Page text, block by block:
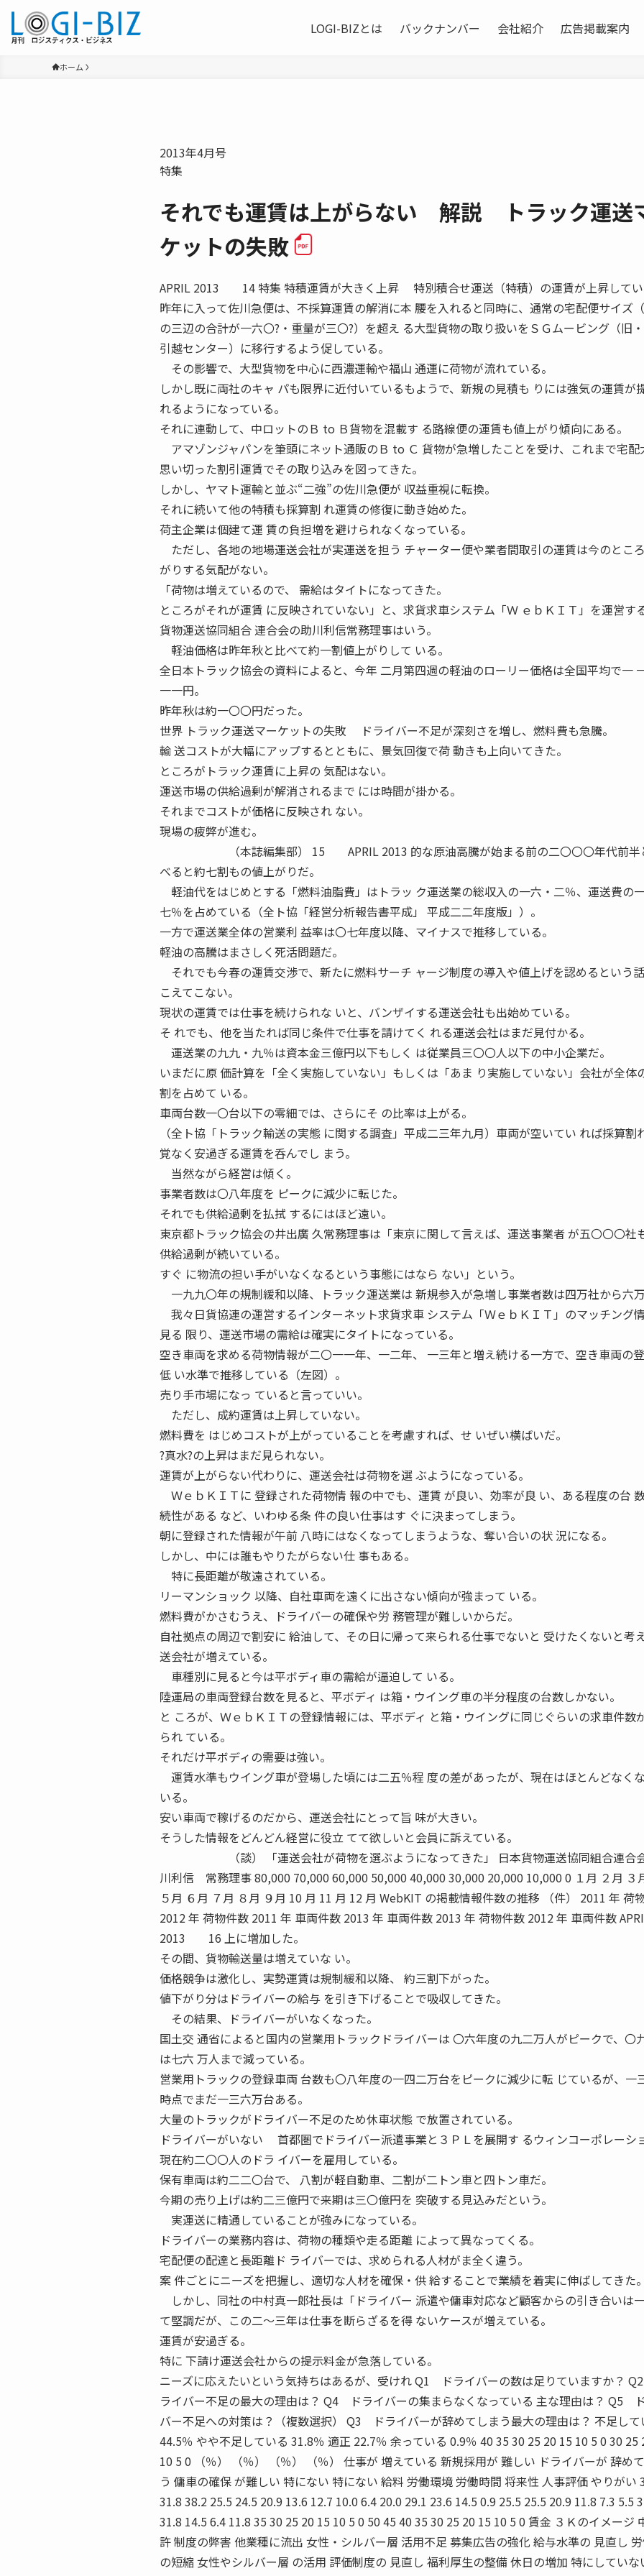
LOGI-BIZとは バックナンバー 会社紹介 広告掲載案内
ホーム
2013年4月号
特集
それでも運賃は上がらない 解説 トラック運送
ケットの失敗
APRIL 2013 14 特集 特積運賃が大きく上昇 特別積合せ運送（特積）の運賃が上昇してい
昨年に入って佐川急便は、不採算運賃の解消に本 腰を入れると同時に、通常の宅配便サイズ
の三辺の合計が一六〇?・重量が三〇?）を超え る大型貨物の取り扱いをＳＧムービング（旧
引越センター）に移行するよう促している。
その影響で、大型貨物を中心に西濃運輸や福山 通運に荷物が流れている。
しかし既に両社のキャ パも限界に近付いているもようで、新規の見積も りには強気の運賃が
れるようになっている。
それに連動して、中ロットのＢ to Ｂ貨物を混載す る路線便の運賃も値上がり傾向にある。
アマゾンジャパンを筆頭にネット通販のＢ to Ｃ 貨物が急増したことを受け、これまで宅配
思い切った割引運賃でその取り込みを図ってきた。
しかし、ヤマト運輸と並ぶ“二強”の佐川急便が 収益重視に転換。
それに続いて他の特積も採算割 れ運賃の修復に動き始めた。
荷主企業は個建て運 賃の負担増を避けられなくなっている。
ただし、各地の地場運送会社が実運送を担う チャーター便や業者間取引の運賃は今のとこ
がりする気配がない。
「荷物は増えているので、 需給はタイトになってきた。
ところがそれが運賃 に反映されていない」と、求貨求車システム「Ｗ ｅｂＫＩＴ」を運営す
貨物運送協同組合 連合会の助川利信常務理事はいう。
軽油価格は昨年秋と比べて約一割値上がりして いる。
全日本トラック協会の資料によると、今年 二月第四週の軽油のローリー価格は全国平均で一
一一円。
昨年秋は約一〇〇円だった。
世界 トラック運送マーケットの失敗 ドライバー不足が深刻さを増し、燃料費も急騰。
輸 送コストが大幅にアップするとともに、景気回復で荷 動きも上向いてきた。
ところがトラック運賃に上昇の 気配はない。
運送市場の供給過剰が解消されるまで には時間が掛かる。
それまでコストが価格に反映され ない。
現場の疲弊が進む。
（本誌編集部） 15 APRIL 2013 的な原油高騰が始まる前の二〇〇〇年代前半
べると約七割もの値上がりだ。
軽油代をはじめとする「燃料油脂費」はトラッ ク運送業の総収入の一六・二％、運送費の
七％を占めている（全ト協「経営分析報告書平成」 平成二二年度版」）。
一方で運送業全体の営業利 益率は〇七年度以降、マイナスで推移している。
軽油の高騰はまさしく死活問題だ。
それでも今春の運賃交渉で、新たに燃料サーチ ャージ制度の導入や値上げを認めるという
こえてこない。
現状の運賃では仕事を続けられな いと、バンザイする運送会社も出始めている。
そ れでも、他を当たれば同じ条件で仕事を請けてく れる運送会社はまだ見付かる。
運送業の九九・九％は資本金三億円以下もしく は従業員三〇〇人以下の中小企業だ。
いまだに原 価計算を「全く実施していない」もしくは「あま り実施していない」会社が全体
割を占めて いる。
車両台数一〇台以下の零細では、さらにそ の比率は上がる。
（全ト協「トラック輸送の実態 に関する調査」平成二三年九月）車両が空いてい れば採算割
覚なく安過ぎる運賃を呑んでし まう。
当然ながら経営は傾く。
事業者数は〇八年度を ピークに減少に転じた。
それでも供給過剰を払拭 するにはほど遠い。
東京都トラック協会の井出廣 久常務理事は「東京に関して言えば、運送事業者 が五〇〇〇社
供給過剰が続いている。
すぐ に物流の担い手がいなくなるという事態にはなら ない」という。
一九九〇年の規制緩和以降、トラック運送業は 新規参入が急増し事業者数は四万社から六
我々日貨協連の運営するインターネット求貨求車 システム「ＷｅｂＫＩＴ」のマッチング
見る 限り、運送市場の需給は確実にタイトになっている。
空き車両を求める荷物情報が二〇一一年、一二年、 一三年と増え続ける一方で、空き車両の
低 い水準で推移している（左図）。
売り手市場になっ ていると言っていい。
ただし、成約運賃は上昇していない。
燃料費を はじめコストが上がっていることを考慮すれば、せ いぜい横ばいだ。
?真水?の上昇はまだ見られない。
運賃が上がらない代わりに、運送会社は荷物を選 ぶようになっている。
ＷｅｂＫＩＴに 登録された荷物情 報の中でも、運賃 が良い、効率が良 い、ある程度の台
続性がある など、いわゆる条 件の良い仕事はす ぐに決まってしまう。
朝に登録された情報が午前 八時にはなくなってしまうような、奪い合いの状 況になる。
しかし、中には誰もやりたがらない仕 事もある。
特に長距離が敬遠されている。
リーマンショック 以降、自社車両を遠くに出さない傾向が強まって いる。
燃料費がかさむうえ、ドライバーの確保や労 務管理が難しいからだ。
自社拠点の周辺で割安に 給油して、その日に帰って来られる仕事でないと 受けたくないと考
送会社が増えている。
車種別に見ると今は平ボディ車の需給が逼迫して いる。
陸運局の車両登録台数を見ると、平ボディ は箱・ウイング車の半分程度の台数しかない。
と ころが、ＷｅｂＫＩＴの登録情報には、平ボディ と箱・ウイングに同じぐらいの求車件数
られ ている。
それだけ平ボディの需要は強い。
運賃水準もウイング車が登場した頃には二五％程 度の差があったが、現在はほとんどなく
いる。
安い車両で稼げるのだから、運送会社にとって旨 味が大きい。
そうした情報をどんどん経営に役立 てて欲しいと会員に訴えている。
（談） 「運送会社が荷物を選ぶようになってきた」 日本貨物運送協同組合連合
川利信 常務理事 80,000 70,000 60,000 50,000 40,000 30,000 20,000 10,000 0 １月 ２月 ３
５月 ６月 ７月 ８月 ９月 10 月 11 月 12 月 WebKIT の掲載情報件数の推移 （件） 2011 年 荷
2012 年 荷物件数 2011 年 車両件数 2013 年 車両件数 2013 年 荷物件数 2012 年 車両件数
2013 16 上に増加した。
その間、貨物輸送量は増えていな い。
価格競争は激化し、実勢運賃は規制緩和以降、 約三割下がった。
値下がり分はドライバーの給与 を引き下げることで吸収してきた。
その結果、ドライバーがいなくなった。
国土交 通省によると国内の営業用トラックドライバーは 〇六年度の九二万人がピークで、〇
は七六 万人まで減っている。
営業用トラックの登録車両 台数も〇八年度の一四二万台をピークに減少に転 じているが、一
時点でまだ一三六万台ある。
大量のトラックがドライバー不足のため休車状態 で放置されている。
ドライバーがいない 首都圏でドライバー派遣事業と３ＰＬを展開す るウィンコーポレーシ
現在約二〇〇人のドラ イバーを雇用している。
保有車両は約二二〇台で、 八割が軽自動車、二割が二トン車と四トン車だ。
今期の売り上げは約二三億円で来期は三〇億円を 突破する見込みだという。
実運送に精通していることが強みになっている。
ドライバーの業務内容は、荷物の種類や走る距離 によって異なってくる。
宅配便の配達と長距離ド ライバーでは、求められる人材がま全く違う。
案 件ごとにニーズを把握し、適切な人材を確保・供 給することで業績を着実に伸ばしてきた。
しかし、同社の中村真一郎社長は「ドライバー 派遣や傭車対応など顧客からの引き合いは
て堅調だが、この二〜三年は仕事を断らざるを得 ないケースが増えている。
運賃が安過ぎる。
特に 下請け運送会社からの提示料金が急落している。
ニーズに応えたいという気持ちはあるが、受けれ Q1 ドライバーの数は足りていますか？
ライバー不足の最大の理由は？ Q4 ドライバーの集まらなくなっている 主な理由は？ Q5
バー不足への対策は？（複数選択） Q3 ドライバーが辞めてしまう最大の理由は？ 不足して
44.5％ やや不足している 31.8％ 適正 22.7％ 余っている 0.9％ 40 35 30 25 20 15 10 5 0 30 25
10 5 0 （％） （％） （％） （％） 仕事が 増えている 新規採用が 難しい ドライバーが 辞め
う 傭車の確保 が難しい 特にない 特にない 給料 労働環境 労働時間 将来性 人事評価 やりがい
31.8 38.2 25.5 24.5 20.9 13.6 12.7 10.0 6.4 20.0 29.1 23.6 14.5 0.9 25.5 25.5 20.9 11.8 7.3 5.5
31.8 14.5 6.4 11.8 35 30 25 20 15 10 5 0 50 45 40 35 30 25 20 15 10 5 0 賃金 ３Ｋのイメージ
許 制度の弊害 他業種に流出 女性・シルバー層 活用不足 募集広告の強化 給与水準の 見直し
の短縮 女性やシルバー層 の活用 評価制度の 見直し 福利厚生の整備 休日の増加 特にしていな